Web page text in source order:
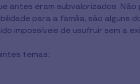
antes eram subvalorizados.
para a família, são alguns
impossíveis de usufruir sem a
temas: